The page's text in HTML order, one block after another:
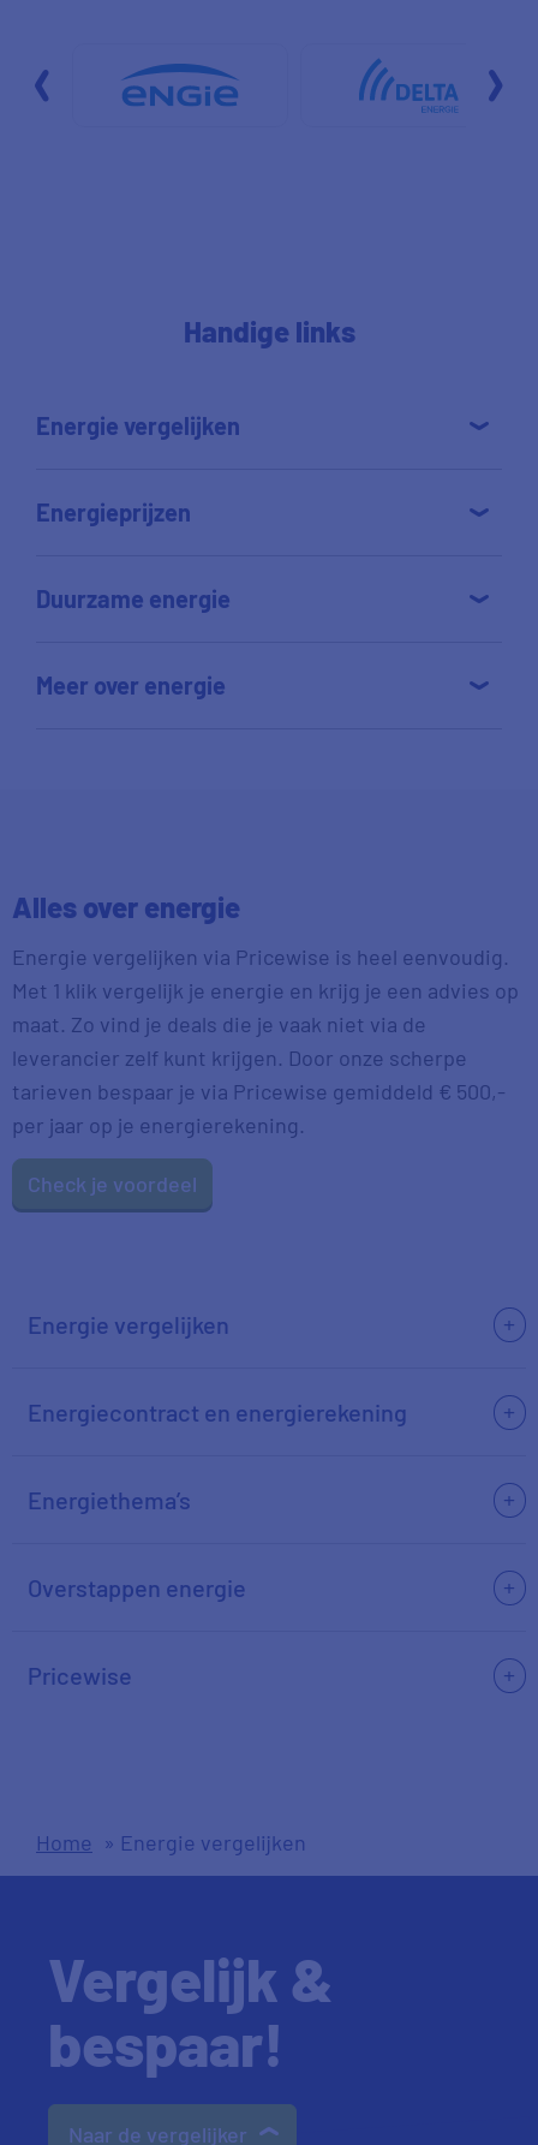
Handige links
Energie vergelijken
Energieprijzen
Duurzame energie
Meer over energie
Alles over energie
Energie vergelijken via Pricewise is heel eenvoudig.
Met 1 klik vergelijk je energie en krijg je een advies op
maat. Zo vind je deals die je vaak niet via de
leverancier zelf kunt krijgen. Door onze scherpe
tarieven bespaar je via Pricewise gemiddeld € 500,-
per jaar op je energierekening.
Check je voordeel
Energie vergelijken
Energiecontract en energierekening
Energiethema’s
Overstappen energie
Pricewise
Home » Energie vergelijken
Vergelijk &
bespaar!
Naar de vergelijker